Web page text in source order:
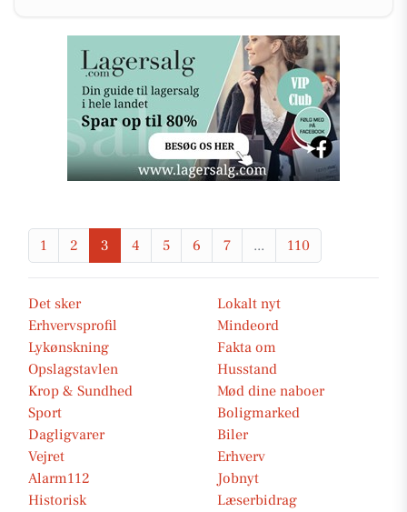
1 2 3 4 5 6 7 ... 110
Det sker
Lokalt nyt
Erhvervsprofil
Mindeord
Lykønskning
Fakta om
Opslagstavlen
Husstand
Krop & Sundhed
Mød dine naboer
Sport
Boligmarked
Dagligvarer
Biler
Vejret
Erhverv
Alarm112
Jobnyt
Historisk
Læserbidrag